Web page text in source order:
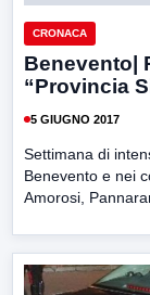
CRONACA
Benevento|
“Provincia
5 GIUGNO 2017
Settimana di
Benevento e nei
Amorosi,